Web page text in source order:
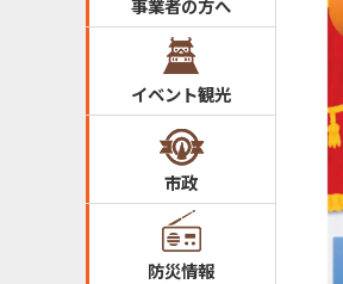
事業者の方へ
イベント観光
市政
防災情報